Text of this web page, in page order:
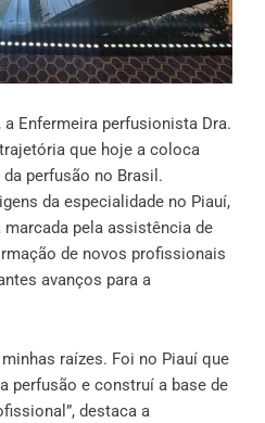
Enfermeira perfusionista Dra.
que hoje a coloca
perfusão no Brasil.
da especialidade no Piauí,
pela assistência de
de novos profissionais
avanços para a
raízes. Foi no Piauí que
perfusão e construí a base de
destaca a